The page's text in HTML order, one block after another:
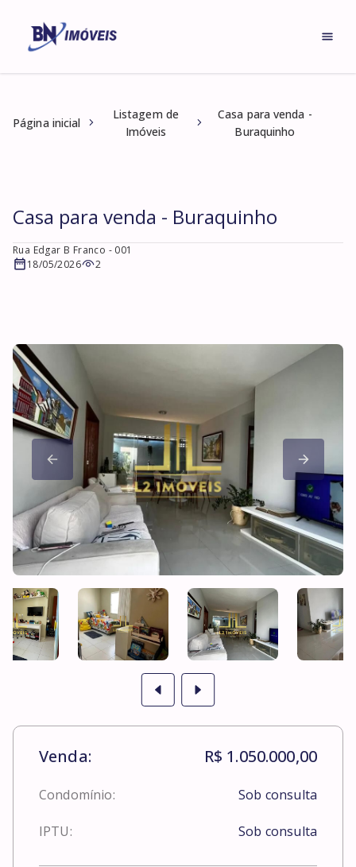
Página inicial
Listagem de
Imóveis
Casa para venda -
Buraquinho
Casa para venda - Buraquinho
Rua Edgar B Franco - 001
18/05/2026
2
Venda: R$ 1.050.000,00
Condomínio: Sob consulta
IPTU: Sob consulta